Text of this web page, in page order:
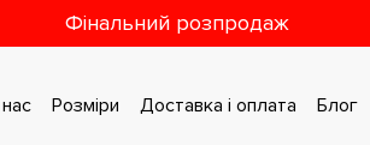
Фінальний розпродаж
Розміри Доставка i оплата Блог